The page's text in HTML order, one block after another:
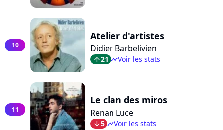
10
Atelier d'artistes
Didier Barbelivien
arrow_top21 timelineVoir les stats
11
Le clan des miros
Renan Luce
arrow_bot5 timelineVoir les stats